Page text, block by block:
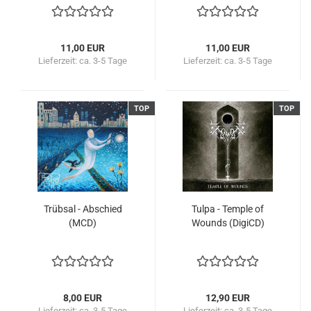
11,00 EUR
Lieferzeit: ca. 3-5 Tage
11,00 EUR
Lieferzeit: ca. 3-5 Tage
TOP
Trübsal - Abschied
(MCD)
8,00 EUR
TOP
Tulpa - Temple of
Wounds (DigiCD)
12,90 EUR